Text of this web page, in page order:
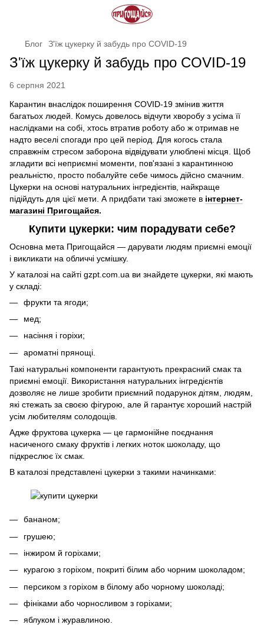
Блог З'їж цукерку й забудь про COVID-19
З'їж цукерку й забудь про COVID-19
6 серпня 2021
Карантин внаслідок поширення COVID-19 змінив життя
багатьох людей. Комусь довелось відчути хворобу з усіма її
наслідками на собі, хтось втратив роботу або ж отримав не
надто веселі спогади про цей період. Для когось стала
справжнім стресом заборона відвідувати улюблені місця. Щоб
згладити всі неприємні моменти, пов'язані з карантинною
реальністю, просто побалуйте себе чимось дійсно смачним.
Цукерки на основі натуральних інгредієнтів, найкраще
підійдуть для цієї мети. А придбати такі зможете в інтернет-
магазині Пригощайся.
Купити цукерки: чим порадувати себе?
Основна мета Пригощайся — дарувати людям приємні емоції
і викликати на обличчі усмішку.
У каталозі на сайті gzpt.com.ua ви знайдете цукерки, які мають
у складі:
фрукти та ягоди;
мед;
насіння і горіхи;
ароматні прянощі.
Такі натуральні компоненти гарантують прекрасний смак та
приємні емоції. Використання натуральних інгредієнтів
дозволяє не лише зробити приємний подарунок дітям, людям,
які стежать за своєю фігурою, але й гарантує хороший настрій
усім любителям солодощів.
Адже фруктова цукерка — це гармонійне поєднання
насиченого смаку фруктів і легких ноток шоколаду, що
підкреслює їх смак.
В каталозі представлені цукерки з такими начинками:
бананом;
грушею;
інжиром й горіхами;
курагою з горіхом, покриті білим або чорним шоколадом;
персиком з горіхом в білому або чорному шоколаді;
фініками або чорносливом з горіхами;
яблуком і журавлиною.